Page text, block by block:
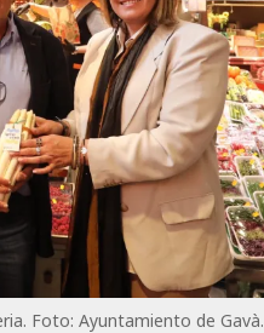
Foto: Ayuntamiento de Gavà.